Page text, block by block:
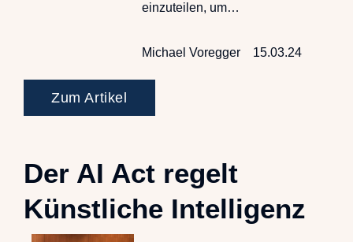
einzuteilen, um…
Michael Voregger 15.03.24
Zum Artikel
Der AI Act regelt
Künstliche Intelligenz